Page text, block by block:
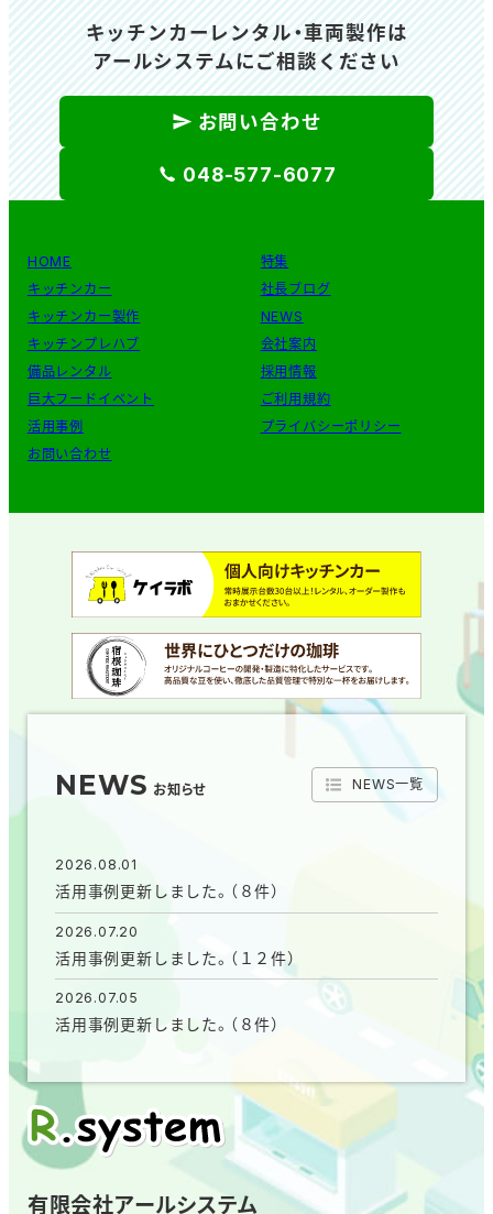
キッチンカーレンタル・車両製作は
アールシステムにご相談ください
お問い合わせ
048-577-6077
有限会社アールシステム
NEWS お知らせ NEWS一覧
2026.08.01
活用事例更新しました。（８件）
2026.07.20
活用事例更新しました。（１２件）
2026.07.05
活用事例更新しました。（８件）
HOME
キッチンカー
キッチンカー製作
キッチンプレハブ
備品レンタル
巨大フードイベント
活用事例
お問い合わせ
特集
社長ブログ
NEWS
会社案内
採用情報
ご利用規約
プライバシーポリシー